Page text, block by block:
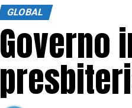
GLOBAL
Governo